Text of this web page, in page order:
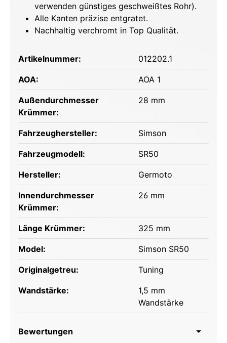
verwenden günstiges geschweißtes Rohr).
Alle Kanten präzise entgratet.
Nachhaltig verchromt in Top Qualität.
Artikelnummer: 012202.1
AOA: AOA 1
Außendurchmesser
Krümmer:
28 mm
Fahrzeughersteller: Simson
Fahrzeugmodell: SR50
Hersteller: Germoto
Innendurchmesser
Krümmer:
26 mm
Länge Krümmer: 325 mm
Model: Simson SR50
Originalgetreu: Tuning
Wandstärke:
1,5 mm
Wandstärke
Bewertungen